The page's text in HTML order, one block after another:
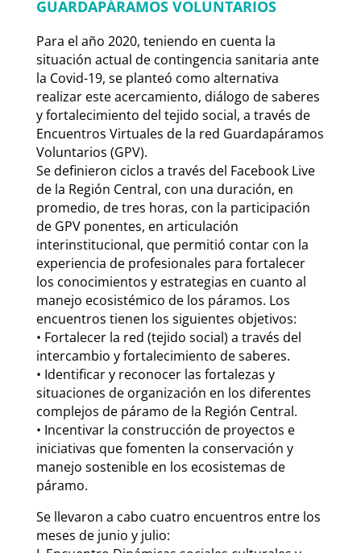
GUARDAPÁRAMOS VOLUNTARIOS
Para el año 2020, teniendo en cuenta la
situación actual de contingencia sanitaria ante
la Covid-19, se planteó como alternativa
realizar este acercamiento, diálogo de saberes
y fortalecimiento del tejido social, a través de
Encuentros Virtuales de la red Guardapáramos
Voluntarios (GPV).
Se definieron ciclos a través del Facebook Live
de la Región Central, con una duración, en
promedio, de tres horas, con la participación
de GPV ponentes, en articulación
interinstitucional, que permitió contar con la
experiencia de profesionales para fortalecer
los conocimientos y estrategias en cuanto al
manejo ecosistémico de los páramos. Los
encuentros tienen los siguientes objetivos:
• Fortalecer la red (tejido social) a través del
intercambio y fortalecimiento de saberes.
• Identificar y reconocer las fortalezas y
situaciones de organización en los diferentes
complejos de páramo de la Región Central.
• Incentivar la construcción de proyectos e
iniciativas que fomenten la conservación y
manejo sostenible en los ecosistemas de
páramo.
Se llevaron a cabo cuatro encuentros entre los
meses de junio y julio: